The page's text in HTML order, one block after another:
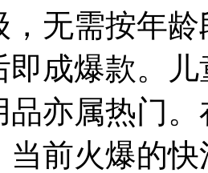
，无需按年
即成爆款。
品亦属热门
当前火爆的